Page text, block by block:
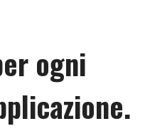
ogni